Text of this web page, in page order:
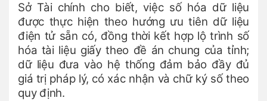
Sở Tài chính cho biết, việc số hóa dữ liệu
được thực hiện theo hướng ưu tiên dữ liệu
điện tử sẵn có, đồng thời kết hợp lộ trình số
hóa tài liệu giấy theo đề án chung của tỉnh;
dữ liệu đưa vào hệ thống đảm bảo đầy đủ
giá trị pháp lý, có xác nhận và chữ ký số theo
quy định.